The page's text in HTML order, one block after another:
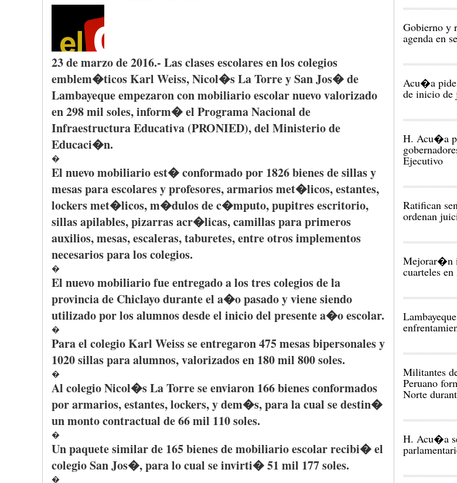
23 demarzode 2016.- Lasclasesescolaresen loscolegios
emblem�ticosKarl Weiss,Nicol�sLa Torre y SanJos�de
Lambayequeempezaronconmobiliarioescolarnuevovalorizado
en 298 mil soles,inform�el ProgramaNacional de
InfraestructuraEducativa (PRONIED), del Ministeriode
Educaci�n.
�
El nuevomobiliarioest�conformadopor 1826bienesdesillasy
mesasparaescolaresyprofesores,armariosmet�licos,estantes,
lockersmet�licos,m�dulosdec�mputo,pupitresescritorio,
sillasapilables,pizarrasacr�licas,camillasparaprimeros
auxilios, mesas,escaleras,taburetes,entreotrosimplementos
necesariosparaloscolegios.
�
El nuevomobiliariofueentregadoa lostrescolegiosde la
provinciade Chiclayoduranteel a�opasadoyvienesiendo
utilizadoporlosalumnosdesdeel iniciodel presentea�oescolar.
�
Para el colegioKarl Weiss seentregaron475 mesasbipersonalesy
1020sillasparaalumnos,valorizadosen 180 mil 800 soles.
�
Al colegioNicol�sLa Torre seenviaron 166bienesconformados
porarmarios,estantes, lockers, ydem�s,paralacual sedestin�
unmontocontractual de 66 mil 110 soles.
�
Unpaquetesimilar de 165bienesdemobiliarioescolarrecibi�el
colegioSanJos�,paralocual seinvirti�51 mil 177 soles.
�
Gobierno y
agenda en
Acu�a pide
de inicio de
H. Acu�a
Ejecutivo
Ratifican
ordenan
Mejorar�n
cuarteles
Militantes
Peruano
Norte
H. Acu�a